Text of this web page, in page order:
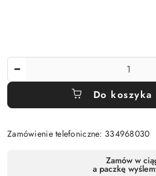
Do koszyka
Zamówienie telefoniczne: 334968030
Zamów w
a paczkę